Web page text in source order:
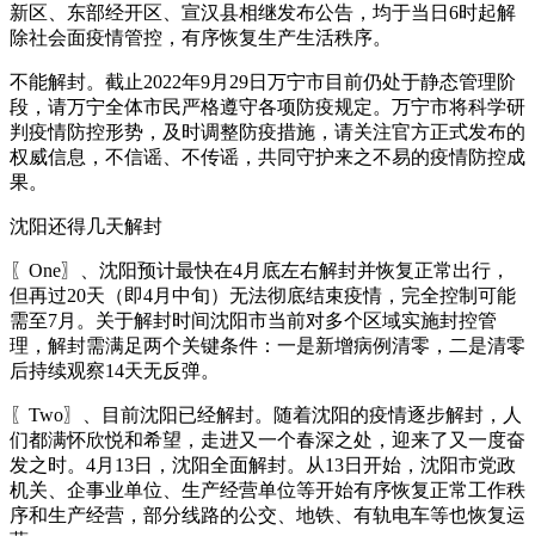
新区、东部经开区、宣汉县相继发布公告，均于当日6时起解
除社会面疫情管控，有序恢复生产生活秩序。
不能解封。截止2022年9月29日万宁市目前仍处于静态管理阶
段，请万宁全体市民严格遵守各项防疫规定。万宁市将科学研
判疫情防控形势，及时调整防疫措施，请关注官方正式发布的
权威信息，不信谣、不传谣，共同守护来之不易的疫情防控成
果。
沈阳还得几天解封
〖One〗、沈阳预计最快在4月底左右解封并恢复正常出行，
但再过20天（即4月中旬）无法彻底结束疫情，完全控制可能
需至7月。关于解封时间沈阳市当前对多个区域实施封控管
理，解封需满足两个关键条件：一是新增病例清零，二是清零
后持续观察14天无反弹。
〖Two〗、目前沈阳已经解封。随着沈阳的疫情逐步解封，人
们都满怀欣悦和希望，走进又一个春深之处，迎来了又一度奋
发之时。4月13日，沈阳全面解封。从13日开始，沈阳市党政
机关、企事业单位、生产经营单位等开始有序恢复正常工作秩
序和生产经营，部分线路的公交、地铁、有轨电车等也恢复运